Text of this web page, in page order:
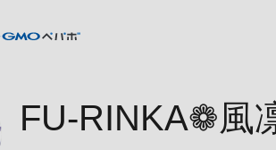
FU-RINKA❁